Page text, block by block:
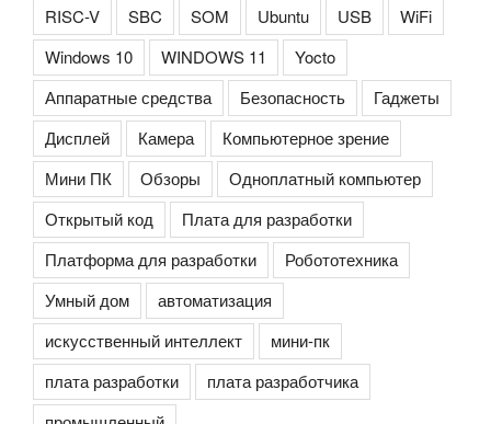
RISC-V
SBC SOM Ubuntu USB
WiFi
Windows 10
WINDOWS 11
Yocto
Аппаратные средства
Безопасность
Гаджеты
Дисплей
Камера
Компьютерное зрение
Мини ПК
Обзоры
Одноплатный компьютер
Открытый код
Плата для разработки
Платформа для разработки
Робототехника
Умный дом
автоматизация
искусственный интеллект
мини-пк
плата разработки
плата разработчика